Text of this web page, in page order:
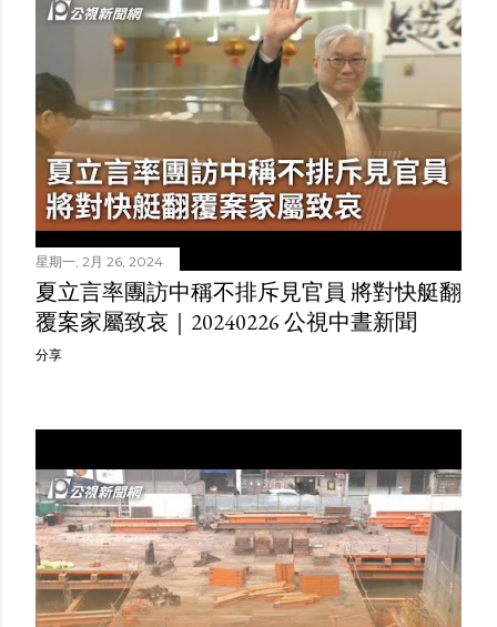
星期一, 2月 26, 2024
夏立言率團訪中稱不排斥見官員 將對快艇翻
覆案家屬致哀｜20240226 公視中晝新聞
分享